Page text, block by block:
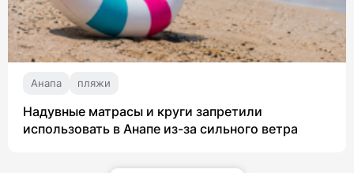
Анапа пляжи
Надувные матрасы и круги запретили
использовать в Анапе из-за сильного ветра